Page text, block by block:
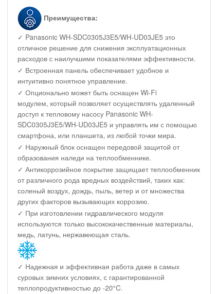
Преимущества:
✓ Panasonic WH-SDC0305J3E5/WH-UD03JE5 это
отличное решение для снижения эксплуатационных
расходов с наилучшими показателями эффективности.
✓ Встроенная панель обеспечивает удобное и
интуитивно понятное управление.
✓ Опционально может быть оснащен Wi-Fi
модулем, который позволяет осуществлять удаленный
доступ к тепловому насосу Panasonic WH-
SDC0305J3E5/WH-UD03JE5 и управлять им с помощью
смартфона, или планшета, из любой точки мира.
✓ Наружный блок оснащен передовой защитой от
образования наледи на теплообменнике.
✓ Антикоррозийное покрытие защищает теплообменник
от различного рода вредных воздействий, таких как:
соленый воздух, дождь, пыль, ветер и от множества
других факторов вызывающих коррозию.
✓ При изготовлении гидравлического модуля
используются только высококачественные материалы,
медь, латунь, нержавеющая сталь.
✓ Надежная и эффективная работа даже в самых
суровых зимних условиях, с гарантированной
теплопродуктивностью до -20°C.